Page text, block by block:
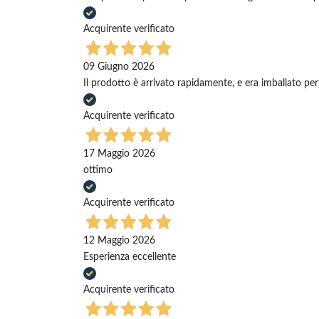
Acquirente verificato
09 Giugno 2026
Il prodotto è arrivato rapidamente, e era imballato
Acquirente verificato
17 Maggio 2026
ottimo
Acquirente verificato
12 Maggio 2026
Esperienza eccellente
Acquirente verificato